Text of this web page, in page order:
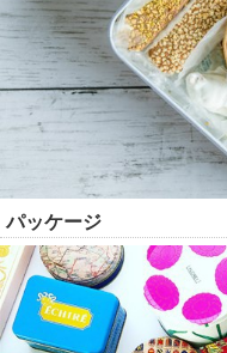
パッケージ